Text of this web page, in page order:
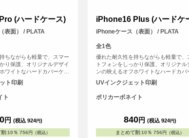
(ハードケース)
表面） / PLATA
ちながらも軽量で、スマー
り保護、オリジナルデザイ
ワイトなハードカバーケー
ト印刷
ト
円 (税込 924円)
割:10％ 756 円（税込）
iPhone16 Plus (ハードケ
iPhoneケース（表面） / PLATA
全1色
優れた耐久性を持ちながらも軽量で、
トフォンをしっかり保護、オリジナル
ンの映えるオフホワイトなハードカバ
スです。
UVインクジェット印刷
ポリカーボネイト
840円 (税込 924円)
まとめて割:10％ 756 円（税込）